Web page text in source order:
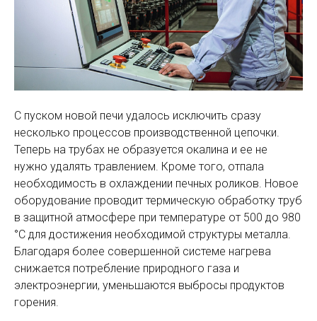
С пуском новой печи удалось исключить сразу
несколько процессов производственной цепочки.
Теперь на трубах не образуется окалина и ее не
нужно удалять травлением. Кроме того, отпала
необходимость в охлаждении печных роликов. Новое
оборудование проводит термическую обработку труб
в защитной атмосфере при температуре от 500 до 980
°С для достижения необходимой структуры металла.
Благодаря более совершенной системе нагрева
снижается потребление природного газа и
электроэнергии, уменьшаются выбросы продуктов
горения.